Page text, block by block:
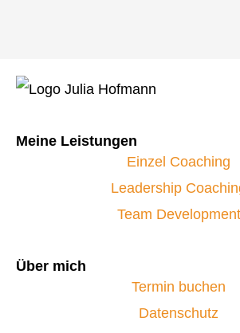
Meine Leistungen
Einzel Coaching
Leadership
Team Development
Über mich
Termin buchen
Datenschutz